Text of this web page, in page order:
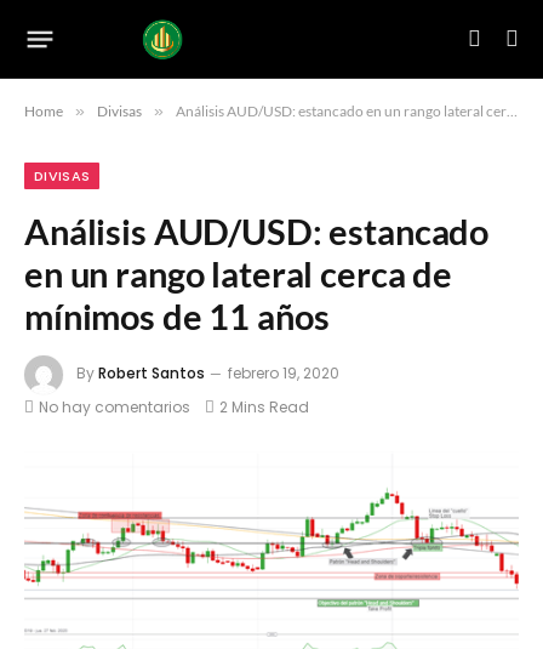
Home » Divisas » Análisis AUD/USD: estancado en un rango lateral cerca de mínimos de 11 años
DIVISAS
Análisis AUD/USD: estancado
en un rango lateral cerca de
mínimos de 11 años
ByRobert Santos
febrero 19, 2020
No hay comentarios
2 Mins Read